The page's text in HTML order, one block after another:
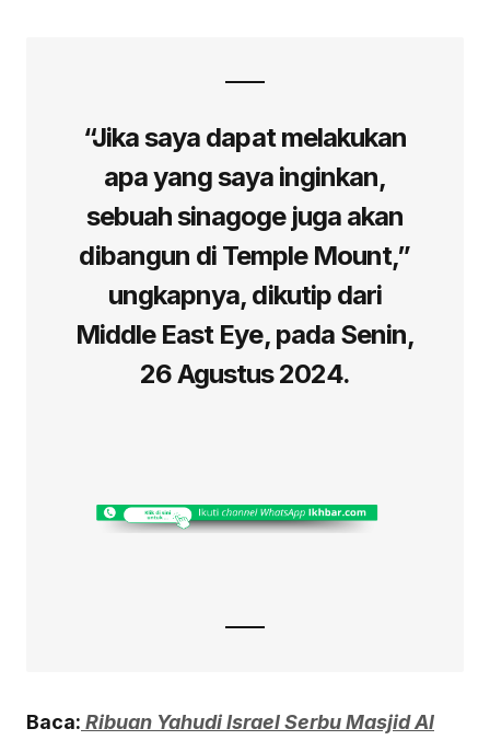
“Jika saya dapat melakukan
apa yang saya inginkan,
sebuah sinagoge juga akan
dibangun di Temple Mount,”
ungkapnya, dikutip dari
Middle East Eye, pada Senin,
26 Agustus 2024.
Baca: Ribuan Yahudi Israel Serbu Masjid Al